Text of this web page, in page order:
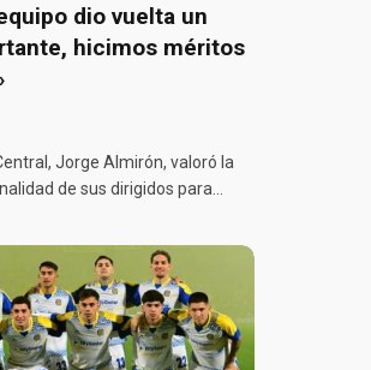
dio vuelta un
hicimos méritos
Jorge Almirón, valoró la
de sus dirigidos para…